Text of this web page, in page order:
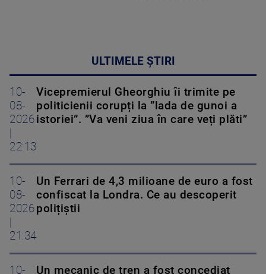
ULTIMELE ȘTIRI
10-
08-
2026
|
22:13
Vicepremierul Gheorghiu îi trimite pe
politicienii corupți la ”lada de gunoi a
istoriei”. ”Va veni ziua în care veți plăti”
10-
08-
2026
|
21:34
Un Ferrari de 4,3 milioane de euro a fost
confiscat la Londra. Ce au descoperit
polițiștii
10-
Un mecanic de tren a fost concediat